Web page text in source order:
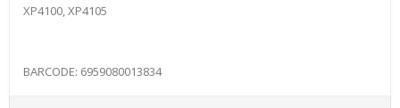
XP4100, XP4105
BARCODE: 6959080013834